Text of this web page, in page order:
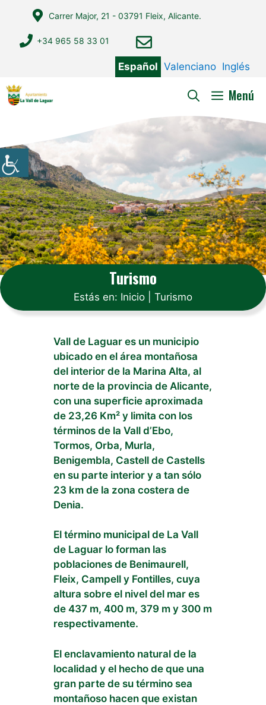
contenido
Carrer Major, 21 - 03791 Fleix, Alicante.
+34 965 58 33 01
Español Valenciano Inglés
Menú
Turismo
Estás en: Inicio Turismo
Vall de Laguar es un municipio
ubicado en el área montañosa
del interior de la Marina Alta, al
norte de la provincia de Alicante,
con una superficie aproximada
de 23,26 Km² y limita con los
términos de la Vall d’Ebo,
Tormos, Orba, Murla,
Benigembla, Castell de Castells
en su parte interior y a tan sólo
23 km de la zona costera de
Denia.
El término municipal de La Vall
de Laguar lo forman las
poblaciones de Benimaurell,
Fleix, Campell y Fontilles, cuya
altura sobre el nivel del mar es
de 437 m, 400 m, 379 m y 300 m
respectivamente.
El enclavamiento natural de la
localidad y el hecho de que una
gran parte de su término sea
montañoso hacen que existan